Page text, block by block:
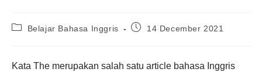
PostBelajar Bahasa Inggris
Post14 December 2021
Kata The merupakan salah satu article bahasa Inggris